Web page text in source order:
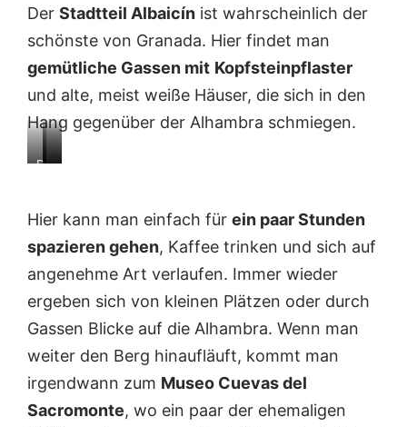
Der Stadtteil Albaicín ist wahrscheinlich der
schönste von Granada. Hier findet man
gemütliche Gassen mit Kopfsteinpflaster
und alte, meist weiße Häuser, die sich in den
Hang gegenüber der Alhambra schmiegen.
D
i
y
l
i
s
h
e
t
…
b
i
c
n
i
s
t
p
r
…
s
c
h
u
f
n
e
t
e
Hier kann man einfach für ein paar Stunden
spazieren gehen, Kaffee trinken und sich auf
angenehme Art verlaufen. Immer wieder
ergeben sich von kleinen Plätzen oder durch
Gassen Blicke auf die Alhambra. Wenn man
weiter den Berg hinaufläuft, kommt man
irgendwann zum Museo Cuevas del
Sacromonte, wo ein paar der ehemaligen